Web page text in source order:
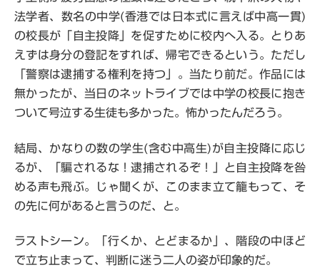
法学者、数名の中学(香港では日本式に言えば中高一貫)
の校長が「自主投降」を促すために校内へ入る。とりあ
えずは身分の登記をすれば、帰宅できるという。ただし
「警察は逮捕する権利を持つ」。当たり前だ。作品には
無かったが、当日のネットライブでは中学の校長に抱き
ついて号泣する生徒も多かった。怖かったんだろう。
結局、かなりの数の学生(含む中高生)が自主投降に応じ
るが、「騙されるな！逮捕されるぞ！」と自主投降を咎
める声も飛ぶ。じゃ聞くが、このまま立て籠もって、そ
の先に何があると言うのだ、と。
ラストシーン。「行くか、とどまるか」、階段の中ほど
で立ち止まって、判断に迷う二人の姿が印象的だ。